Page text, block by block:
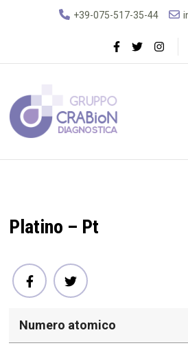
+39-075-517-35-44
Gruppo
Platino – Pt
Numero atomico